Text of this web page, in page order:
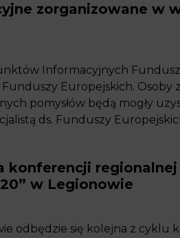
zorganizowane w
Informacyjnych
Europejskich. Osoby
pomysłów będą mogły
ds. Funduszy
konferencji
w Legionowie
odbędzie się kolejna z cyklu